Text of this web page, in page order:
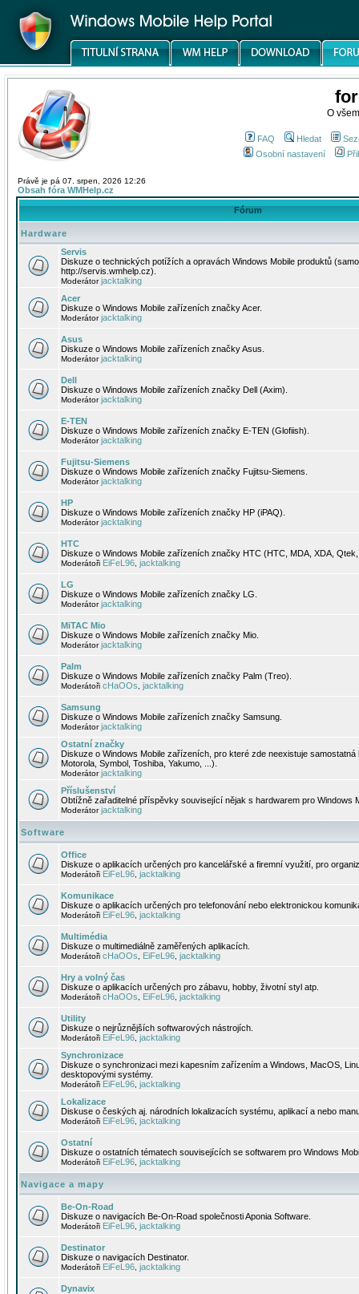
O
FAQ Hledat
Osobní nastavení
Právě je pá 07. srpen, 2026 12:26
Obsah fóra WMHelp.cz
Fórum
Hardware
Servis
Diskuze o technických potížích a opravách Windows Mobile produktů
http://servis.wmhelp.cz).
Moderátorjacktalking
Acer
Diskuze o Windows Mobile zařízeních značky Acer.
Moderátorjacktalking
Asus
Diskuze o Windows Mobile zařízeních značky Asus.
Moderátorjacktalking
Dell
Diskuze o Windows Mobile zařízeních značky Dell (Axim).
Moderátorjacktalking
E-TEN
Diskuze o Windows Mobile zařízeních značky E-TEN (Glofiish).
Moderátorjacktalking
Fujitsu-Siemens
Diskuze o Windows Mobile zařízeních značky Fujitsu-Siemens.
Moderátorjacktalking
HP
Diskuze o Windows Mobile zařízeních značky HP (iPAQ).
Moderátorjacktalking
HTC
Diskuze o Windows Mobile zařízeních značky HTC (HTC, MDA, XDA,
Moderátoři EiFeL96 jacktalking
LG
Diskuze o Windows Mobile zařízeních značky LG.
Moderátorjacktalking
MiTAC Mio
Diskuze o Windows Mobile zařízeních značky Mio.
Moderátorjacktalking
Palm
Diskuze o Windows Mobile zařízeních značky Palm (Treo).
Moderátoři cHaOOs jacktalking
Samsung
Diskuze o Windows Mobile zařízeních značky Samsung.
Moderátorjacktalking
Ostatní značky
Diskuze o Windows Mobile zařízeních, pro které zde neexistuje
Motorola, Symbol, Toshiba, Yakumo, ...).
Moderátorjacktalking
Příslušenství
Obtížně zařaditelné příspěvky související nějak s hardwarem pro Windows
Moderátorjacktalking
Software
Office
Diskuze o aplikacích určených pro kancelářské a firemní využití, pro
Moderátoři EiFeL96 jacktalking
Komunikace
Diskuze o aplikacích určených pro telefonování nebo elektronickou
Moderátoři EiFeL96 jacktalking
Multimédia
Diskuze o multimediálně zaměřených aplikacích.
Moderátoři cHaOOs EiFeL96 jacktalking
Hry a volný čas
Diskuze o aplikacích určených pro zábavu, hobby, životní styl atp.
Moderátoři cHaOOs EiFeL96 jacktalking
Utility
Diskuze o nejrůznějších softwarových nástrojích.
Moderátoři EiFeL96 jacktalking
Synchronizace
Diskuze o synchronizaci mezi kapesním zařízením a Windows, MacOS,
desktopovými systémy.
Moderátoři EiFeL96 jacktalking
Lokalizace
Diskuse o českých aj. národních lokalizacích systému, aplikací a nebo
Moderátoři EiFeL96 jacktalking
Ostatní
Diskuze o ostatních tématech souvisejících se softwarem pro Windows
Moderátoři EiFeL96 jacktalking
Navigace a mapy
Be-On-Road
Diskuze o navigacích Be-On-Road společnosti Aponia Software.
Moderátoři EiFeL96 jacktalking
Destinator
Diskuze o navigacích Destinator.
Moderátoři EiFeL96 jacktalking
Dynavix